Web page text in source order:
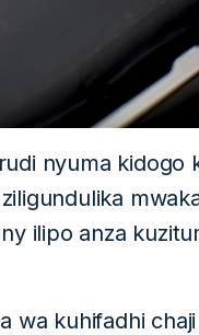
nyuma kidogo
ilipo anza
wa kuhifadhi